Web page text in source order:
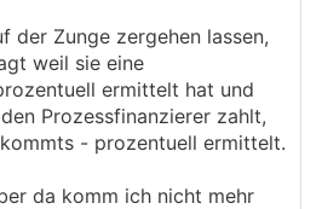
..
der Zunge zergehen lassen,
weil sie eine
ermittelt hat und
Prozessfinanzierer zahlt,
- prozentuell ermittelt.
da komm ich nicht mehr